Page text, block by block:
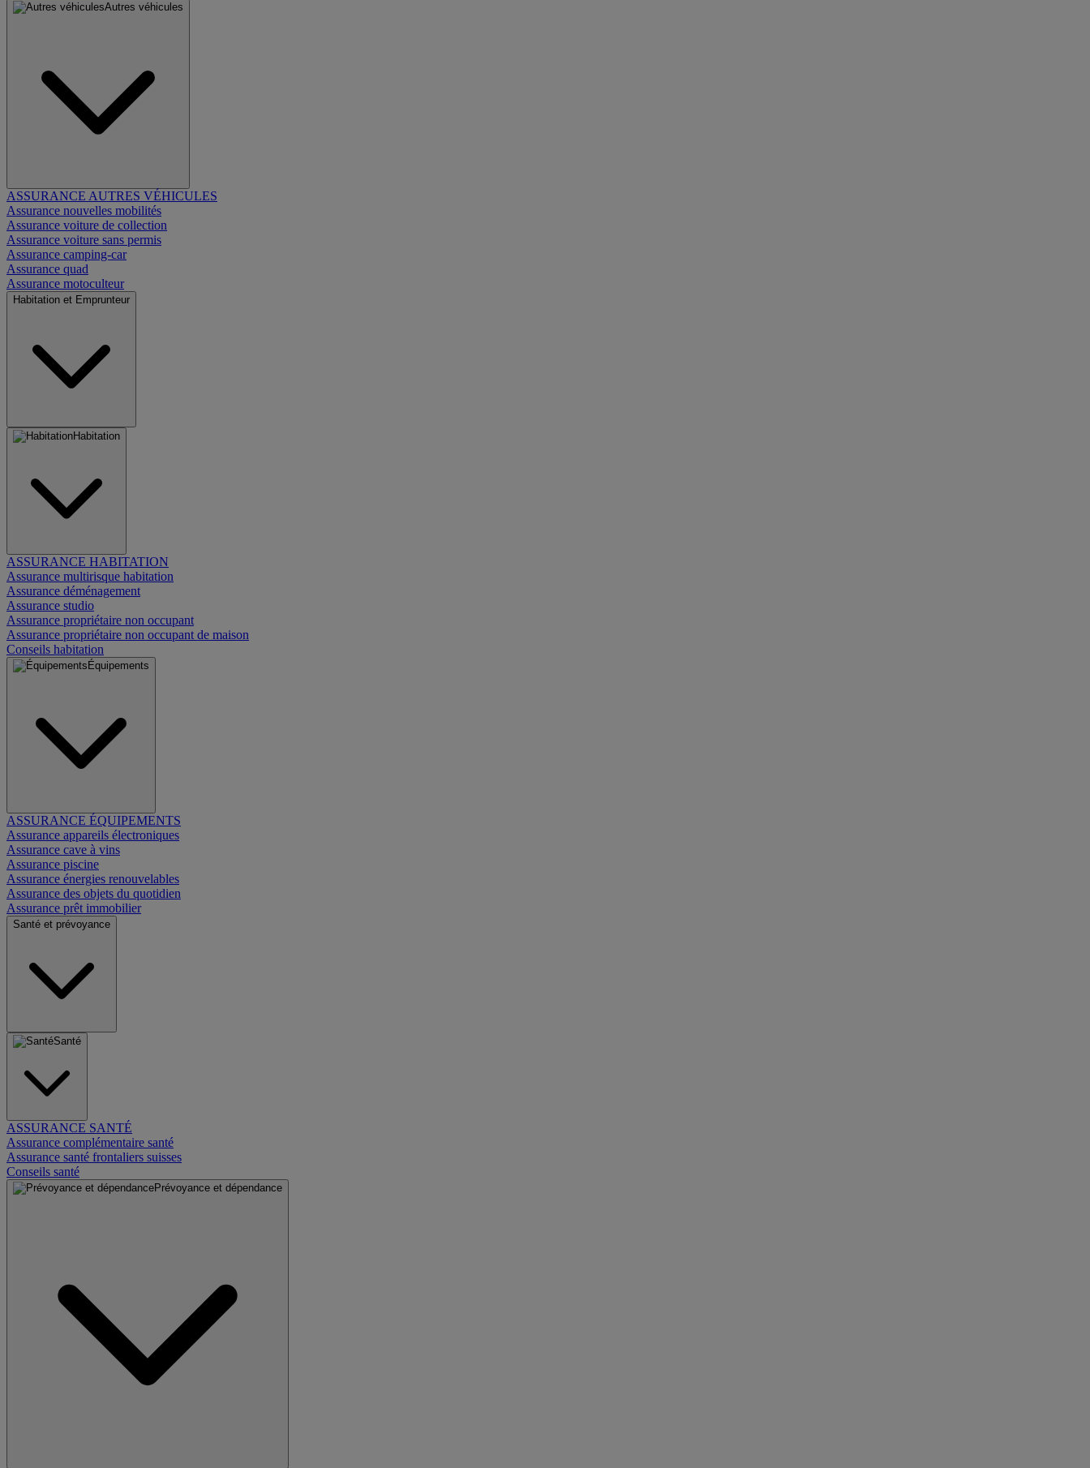
Autres véhicules
ASSURANCE AUTRES VÉHICULES
Assurance nouvelles mobilités
Assurance voiture de collection
Assurance voiture sans permis
Assurance camping-car
Assurance quad
Assurance motoculteur
Habitation et Emprunteur
Habitation
ASSURANCE HABITATION
Assurance multirisque habitation
Assurance déménagement
Assurance studio
Assurance propriétaire non occupant
Assurance propriétaire non occupant de maison
Conseils habitation
Équipements
ASSURANCE ÉQUIPEMENTS
Assurance appareils électroniques
Assurance cave à vins
Assurance piscine
Assurance énergies renouvelables
Assurance des objets du quotidien
Assurance prêt immobilier
Santé et prévoyance
Santé
ASSURANCE SANTÉ
Assurance complémentaire santé
Assurance santé frontaliers suisses
Conseils santé
Prévoyance et dépendance